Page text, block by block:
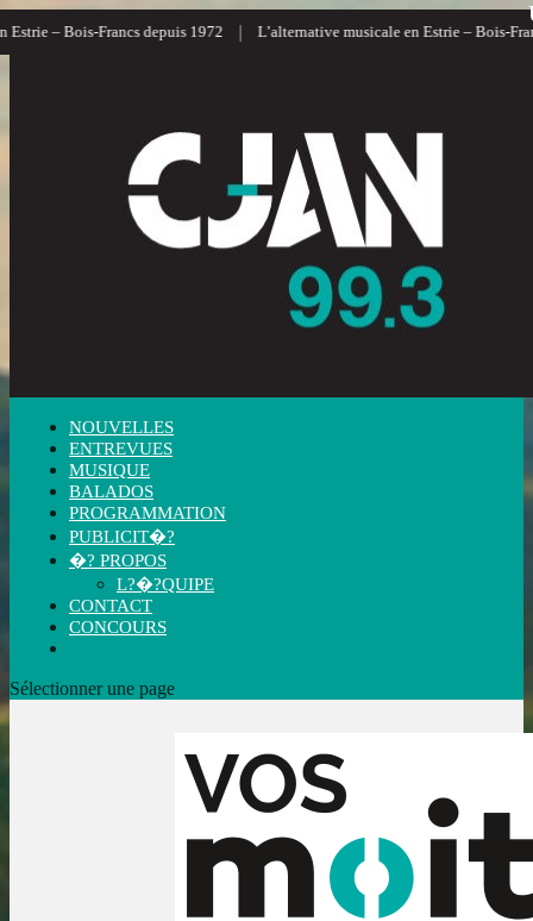
– Bois-Francs depuis 1972 | L’alternative musicale en Estrie – Bois-Francs
NOUVELLES
ENTREVUES
MUSIQUE
BALADOS
PROGRAMMATION
PUBLICIT�?
�? PROPOS
L?�?QUIPE
CONTACT
CONCOURS
Sélectionner une page